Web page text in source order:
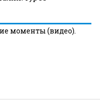
моменты (видео).